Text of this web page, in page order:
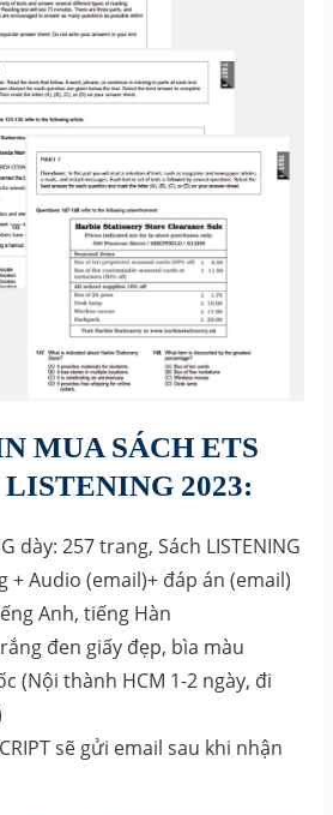
MUA SÁCH ETS
2023:
dày: 257 trang, Sách LISTENING
+ Audio (email)+ đáp án (email)
Anh, tiếng Hàn
đen giấy đẹp, bìa màu
(Nội thành HCM 1-2 ngày, đi
sẽ gửi email sau khi nhận